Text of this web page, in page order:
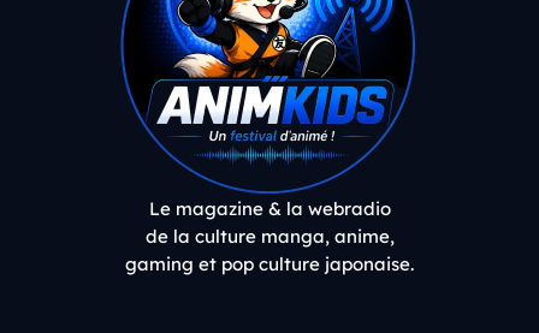
Le magazine & la webradio
de la culture manga, anime,
gaming et pop culture japonaise.